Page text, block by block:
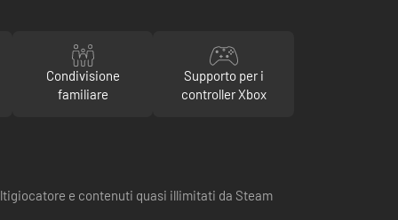
Condivisione
familiare
Supporto per i
controller Xbox
e contenuti quasi illimitati da Steam